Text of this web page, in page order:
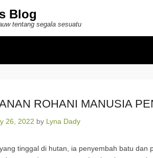
Blog
tentang segala sesuatu
ROHANI MANUSIA
26, 2022 by Lyna Dady
tinggal di hutan, ia penyembah batu dan